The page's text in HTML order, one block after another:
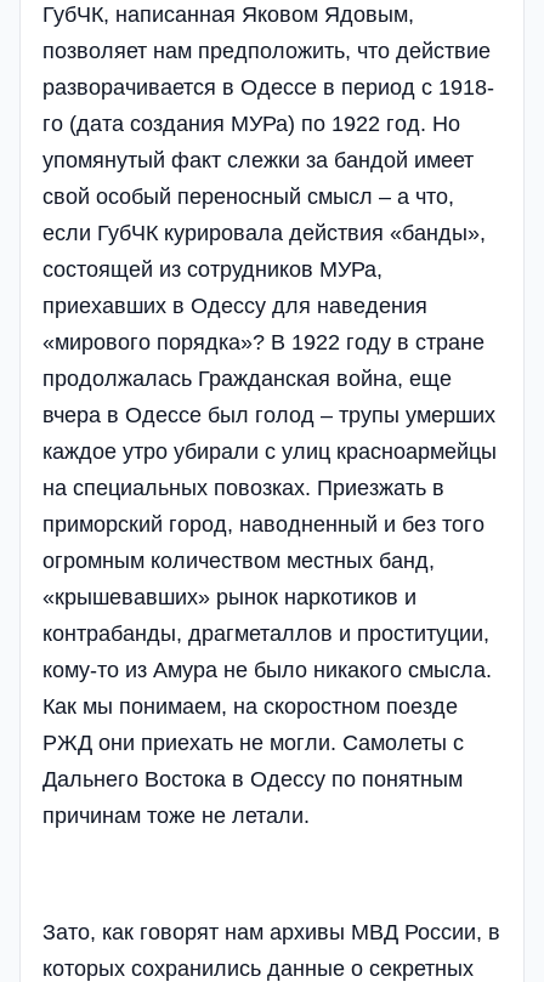
ГубЧК, написанная Яковом Ядовым,
позволяет нам предположить, что действие
разворачивается в Одессе в период с 1918-
го (дата создания МУРа) по 1922 год. Но
упомянутый факт слежки за бандой имеет
свой особый переносный смысл – а что,
если ГубЧК курировала действия «банды»,
состоящей из сотрудников МУРа,
приехавших в Одессу для наведения
«мирового порядка»? В 1922 году в стране
продолжалась Гражданская война, еще
вчера в Одессе был голод – трупы умерших
каждое утро убирали с улиц красноармейцы
на специальных повозках. Приезжать в
приморский город, наводненный и без того
огромным количеством местных банд,
«крышевавших» рынок наркотиков и
контрабанды, драгметаллов и проституции,
кому-то из Амура не было никакого смысла.
Как мы понимаем, на скоростном поезде
РЖД они приехать не могли. Самолеты с
Дальнего Востока в Одессу по понятным
причинам тоже не летали.
Зато, как говорят нам архивы МВД России, в
которых сохранились данные о секретных